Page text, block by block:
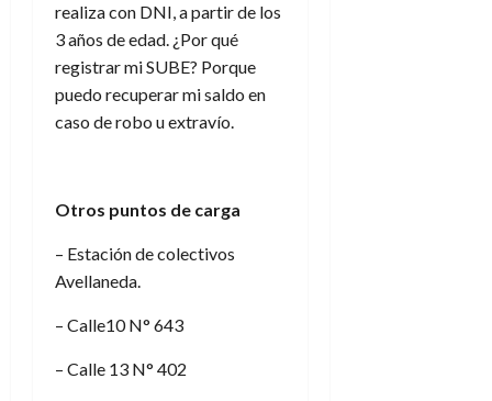
realiza con DNI, a partir de los
3 años de edad. ¿Por qué
registrar mi SUBE? Porque
puedo recuperar mi saldo en
caso de robo u extravío.
Otros puntos de carga
– Estación de colectivos
Avellaneda.
– Calle10 N° 643
– Calle 13 N° 402